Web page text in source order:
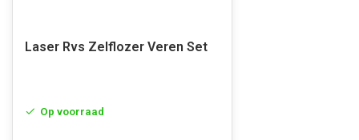
Laser Rvs Zelflozer Veren Set
Op voorraad